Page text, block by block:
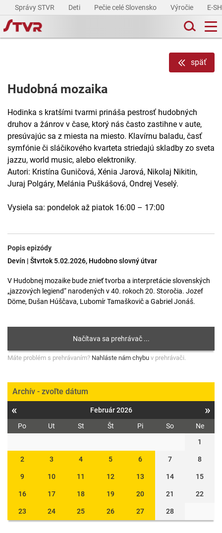
Správy STVR Deti Pečie celé Slovensko Výročie E-
späť
Hudobná mozaika
Hodinka s kratšími tvarmi prináša pestrosť hudobných
druhov a žánrov v čase, ktorý nás často zastihne v aute,
presúvajúc sa z miesta na miesto. Klavírnu baladu, časť
symfónie či sláčikového kvarteta striedajú skladby zo sveta
jazzu, world music, alebo elektroniky.
Autori: Kristína Guničová, Xénia Jarová, Nikolaj Nikitin,
Juraj Polgáry, Melánia Puškášová, Ondrej Veselý.
Vysiela sa: pondelok až piatok 16:00 – 17:00
Popis epizódy
Devín | Štvrtok 5.02.2026, Hudobno slovný útvar
V Hudobnej mozaike bude znieť tvorba a interpretácie slovenských
„jazzových legiend“ narodených v 40. rokoch 20. Storočia. Jozef
Döme, Dušan Húščava, Lubomír Tamaškovič a Gabriel Jonáš.
Máte problém s prehrávaním? Nahláste nám chybu v prehrávači.
Archív - zvoľte dátum
« Február 2026 »
Po Ut St Št Pi So
Ne
1
2 3 4 5 6 7 8
9 10 11 12 13 14 15
16 17 18 19 20 21 22
23 24 25 26 27 28